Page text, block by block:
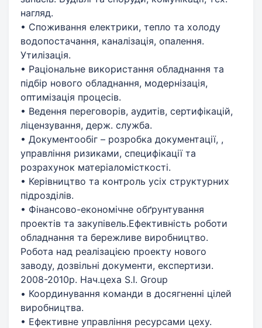
нагляд.
• Споживання електрики, тепло та холоду
водопостачання, каналізація, опалення.
Утилізація.
• Раціональне використання обладнання та
підбір нового обладнання, модернізація,
оптимізація процесів.
• Ведення переговорів, аудитів, сертифікацій,
ліцензування, держ. служба.
• Документообіг – розробка документації, ,
управління ризиками, специфікації та
розрахунок матеріаломісткості.
• Керівництво та контроль усіх структурних
підрозділів.
• Фінансово-економічне обґрунтування
проектів та закупівель.Ефективність роботи
обладнання та бережливе виробництво.
Робота над реалізацією проекту нового
заводу, дозвільні документи, експертизи.
2008-2010р. Нач.цеха S.I. Group
• Координування команди в досягненні цілей
виробництва.
• Ефективне управління ресурсами цеху.